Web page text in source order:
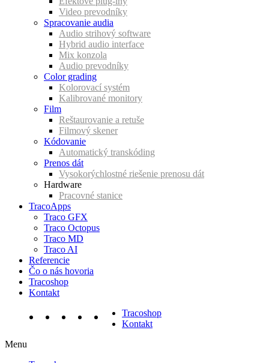
Video prevodníky
Spracovanie audia
Audio strihový software
Hybrid audio interface
Mix konzola
Audio prevodníky
Color grading
Kolorovací systém
Kalibrované monitory
Film
Reštaurovanie a retuše
Filmový skener
Kódovanie
Automatický transkóding
Prenos dát
Vysokorýchlostné riešenie prenosu dát
Hardware
Pracovné stanice
TracoApps
Traco GFX
Traco Octopus
Traco MD
Traco AI
Referencie
Čo o nás hovoria
Tracoshop
Kontakt
. . . . .
Tracoshop
Kontakt
Menu